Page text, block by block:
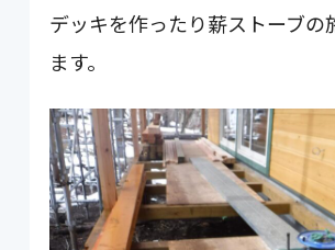
デッキを作ったり薪ストーブの
ます。